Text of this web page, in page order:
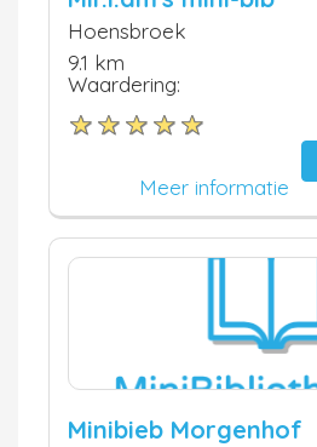
Hoensbroek
9.1 km
Waardering:
Meer informatie
Minibieb Morgenhof